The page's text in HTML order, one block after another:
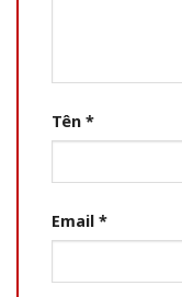
Tên *
Email *